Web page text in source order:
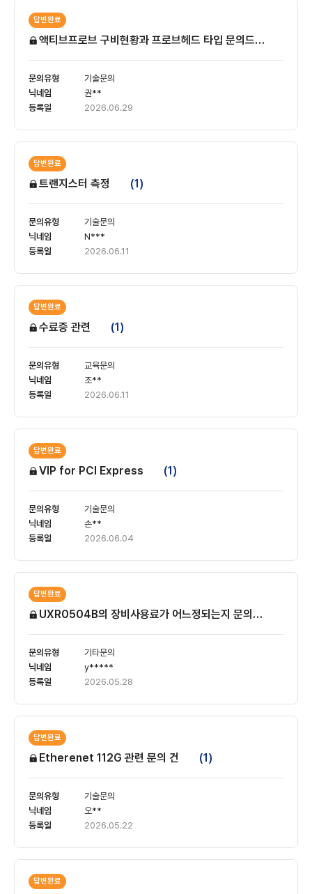
답변완료
기술문의
액티브프로브 구비현황과 프로브헤드 타입 문의드립니다
권**
2026.06.29
답변완료
기술문의
트랜지스터 측정 (1)
N***
2026.06.11
답변완료
교육문의
수료증 관련 (1)
조**
2026.06.11
답변완료
기술문의
VIP for PCI Express (1)
손**
2026.06.04
답변완료
기타문의
UXR0504B의 장비사용료가 어느정되는지 문의드립니다.
y*****
2026.05.28
답변완료
기술문의
Etherenet 112G 관련 문의 건 (1)
오**
2026.05.22
답변완료